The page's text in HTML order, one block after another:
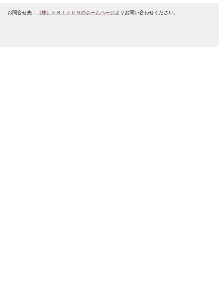
お問合せ先： （株）ＥＲＩＺＵＮのホームページよりお問い合わせください。